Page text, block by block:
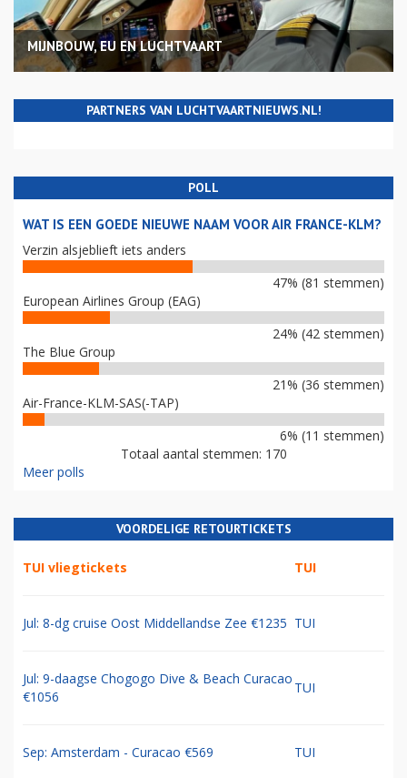
MIJNBOUW, EU EN LUCHTVAART
PARTNERS VAN LUCHTVAARTNIEUWS.NL!
POLL
WAT IS EEN GOEDE NIEUWE NAAM VOOR AIR FRANCE-KLM?
Verzin alsjeblieft iets anders
47% (81 stemmen)
European Airlines Group (EAG)
24% (42 stemmen)
The Blue Group
21% (36 stemmen)
Air-France-KLM-SAS(-TAP)
6% (11 stemmen)
Totaal aantal stemmen: 170
Meer polls
VOORDELIGE RETOURTICKETS
TUI vliegtickets TUI
Jul: 8-dg cruise Oost Middellandse Zee €1235 TUI
Jul: 9-daagse Chogogo Dive & Beach Curacao
€1056
TUI
Sep: Amsterdam - Curacao €569 TUI